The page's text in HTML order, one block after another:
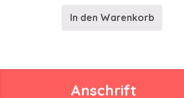
In den Warenkorb
Anschrift